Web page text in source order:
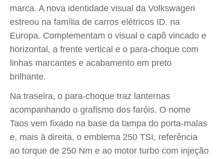
marca. A nova identidade visual da Volkswagen
estreou na família de carros elétricos ID. na
Europa. Complementam o visual o capô vincado e
horizontal, a frente vertical e o para-choque com
linhas marcantes e acabamento em preto
brilhante.
Na traseira, o para-choque traz lanternas
acompanhando o grafismo dos faróis. O nome
Taos vem fixado na base da tampa do porta-malas
e, mais à direita, o emblema 250 TSI, referência
ao torque de 250 Nm e ao motor turbo com injeção